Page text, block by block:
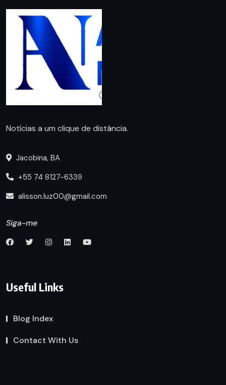
Notícias a um clique de distância.
Jacobina, BA
+55 74 8127-6339
alisson.luz00@gmail.com
Siga-me
Useful Links
Blog Index
Contact With Us